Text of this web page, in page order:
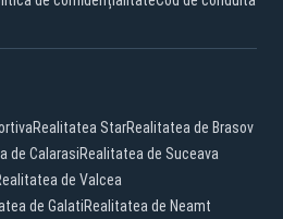
Realitatea StarRealitatea de Brasov
de CalarasiRealitatea de Suceava
de Valcea
de GalatiRealitatea de Neamt